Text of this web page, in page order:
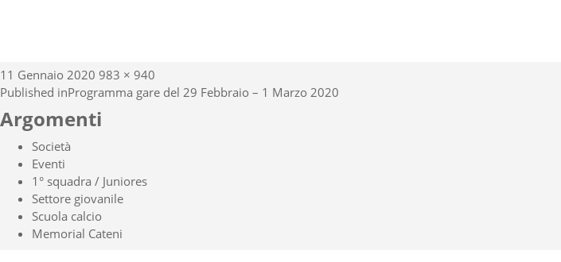
Posted
on
11 Gennaio 2020 Full
size
983 × 940
Navigazione
articoli
Published inProgramma gare del 29 Febbraio – 1 Marzo 2020
Argomenti
Società
Eventi
1° squadra / Juniores
Settore giovanile
Scuola calcio
Memorial Cateni